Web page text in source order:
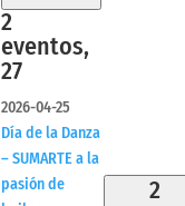
2
eventos,
27
2026-04-25
Día de la Danza
– SUMARTE a la
pasión de
2